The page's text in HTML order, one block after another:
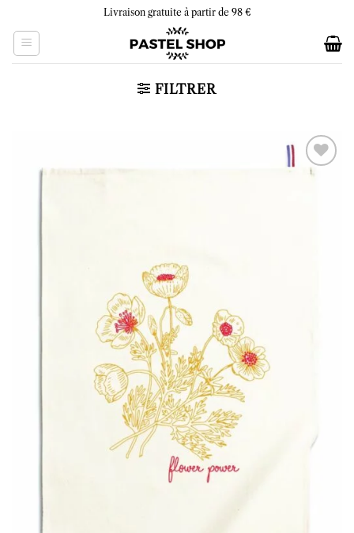
content
Livraison gratuite à partir de 98 €
FILTRER